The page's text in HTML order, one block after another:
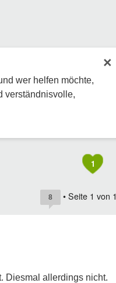
×
wer helfen möchte,
verständnisvolle,
1
8 • Seite 1 von 1
Diesmal allerdings nicht.